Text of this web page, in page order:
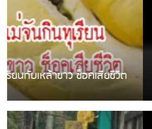
ชาวเน็ตฮา! รถเครื่องแม่สายชน
แล้วหนี พบเสาหัก เบรคหัก หวิด